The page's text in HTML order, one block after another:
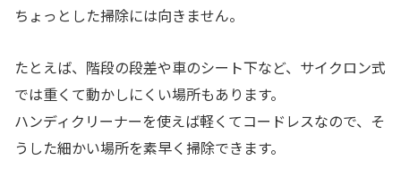
ちょっとした掃除には向きません。
たとえば、階段の段差や車のシート下など、サイクロン式
では重くて動かしにくい場所もあります。
ハンディクリーナーを使えば軽くてコードレスなので、そ
うした細かい場所を素早く掃除できます。